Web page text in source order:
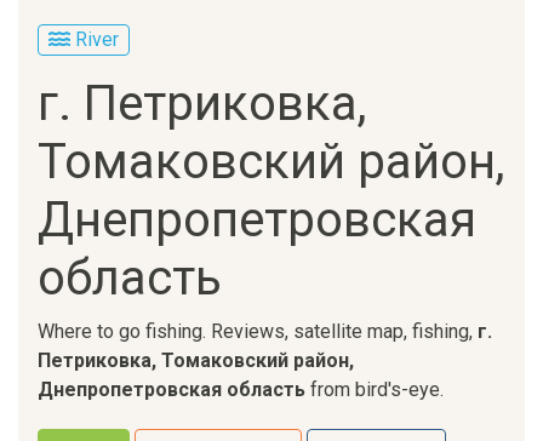
River
г. Петриковка,
Томаковский район,
Днепропетровская
область
Where to go fishing. Reviews, satellite map, fishing, г.
Петриковка, Томаковский район,
Днепропетровская область from bird's-eye.